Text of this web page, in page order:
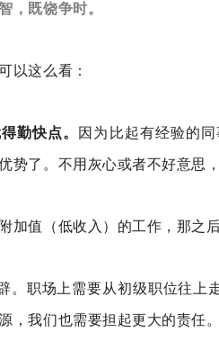
，既饶争时。
以这么看：
勤快点。 因为比起有经验的
势了。不用灰心或者不好意思
加值（低收入）的工作，那之
。职场上需要从初级职位往上
，我们也需要担起更大的责任。